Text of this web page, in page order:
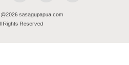
sasagupapua.com
Rights Reserved